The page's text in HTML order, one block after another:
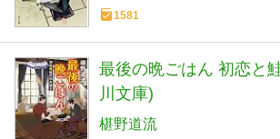
1581
最後の晩ごはん 初恋と
川文庫)
椹野道流